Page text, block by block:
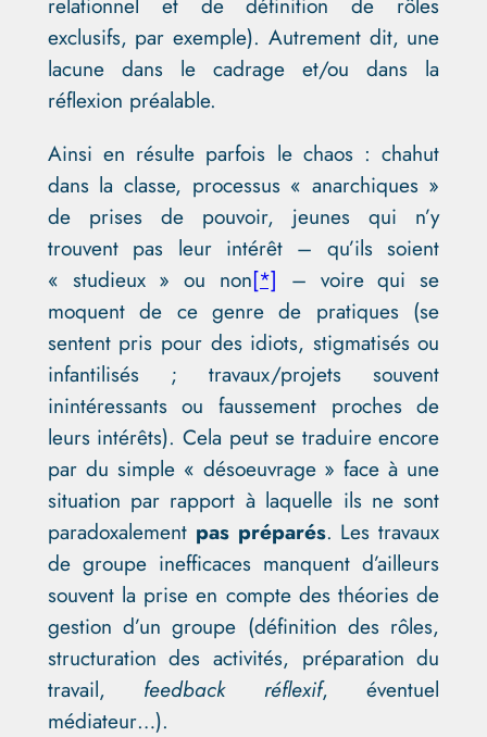
exclusifs, par exemple). Autrement dit, une
lacune dans le cadrage et/ou dans la
réflexion préalable.
Ainsi en résulte parfois le chaos : chahut
dans la classe, processus « anarchiques »
de prises de pouvoir, jeunes qui n’y
trouvent pas leur intérêt – qu’ils soient
« studieux » ou non[*] – voire qui se
moquent de ce genre de pratiques (se
sentent pris pour des idiots, stigmatisés ou
infantilisés ; travaux/projets souvent
inintéressants ou faussement proches de
leurs intérêts). Cela peut se traduire encore
par du simple « désoeuvrage » face à une
situation par rapport à laquelle ils ne sont
paradoxalement pas préparés. Les travaux
de groupe inefficaces manquent d’ailleurs
souvent la prise en compte des théories de
gestion d’un groupe (définition des rôles,
structuration des activités, préparation du
travail, feedback réflexif, éventuel
médiateur…).